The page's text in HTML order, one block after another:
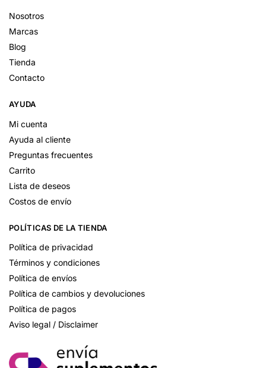
Nosotros
Marcas
Blog
Tienda
Contacto
AYUDA
Mi cuenta
Ayuda al cliente
Preguntas frecuentes
Carrito
Lista de deseos
Costos de envío
POLÍTICAS DE LA TIENDA
Política de privacidad
Términos y condiciones
Política de envíos
Política de cambios y devoluciones
Política de pagos
Aviso legal / Disclaimer